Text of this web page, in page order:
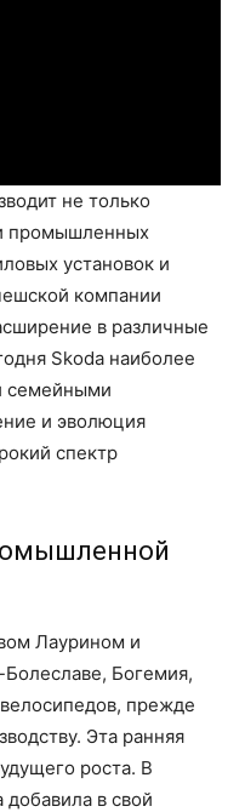
не только
промышленных
установок и
компании
в различные
Skoda наиболее
семейными
и эволюция
спектр
Лаурином и
Богемия,
прежде
Эта ранняя
роста. В
в свой